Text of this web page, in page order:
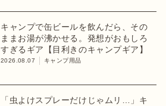
キャンプで缶ビールを飲んだら、その
ままお湯が沸かせる。発想がおもしろ
すぎるギア【目利きのキャンプギア】
2026.08.07 キャンプ用品
「虫よけスプレーだけじゃムリ…」キ